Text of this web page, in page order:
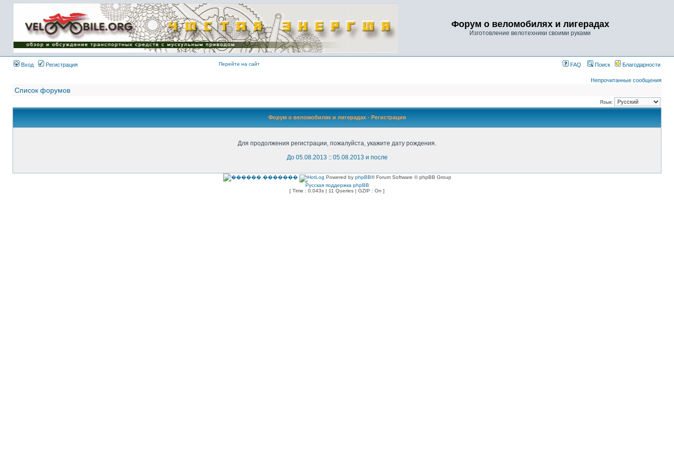
Имя пользователя:
Пароль:
{ LOG_ME_IN_SHORT
}
Форум о веломобилях и лигерадах
Изготовление велотехники своими руками
Вход Регистрация Перейти на сайт FAQ Поиск Благодарности
Непрочитанные сообщения
Список форумов
Язык:
Форум о веломобилях и лигерадах - Регистрация
Для продолжения регистрации, пожалуйста, укажите дату рождения.
До 05.08.2013 :: 05.08.2013 и после
Powered by phpBB® Forum Software © phpBB Group
Русская поддержка phpBB
[ Time : 0.043s | 11 Queries | GZIP : On ]